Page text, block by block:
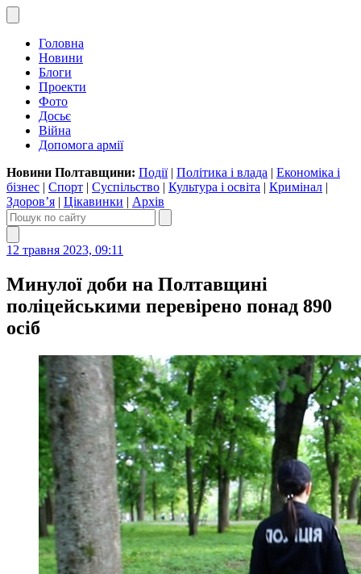
Головна
Новини
Блоги
Проекти
Фото
Досьє
Війна
Допомога армії
Новини Полтавщини: Події| Політика і влада | Економіка і
бізнес | Спорт | Суспільство | Культура і освіта | Кримінал |
Здоров’я | Цікавинки | Архів
12 травня 2023, 09:11
Минулої доби на Полтавщині
поліцейськими перевірено понад 890
осіб